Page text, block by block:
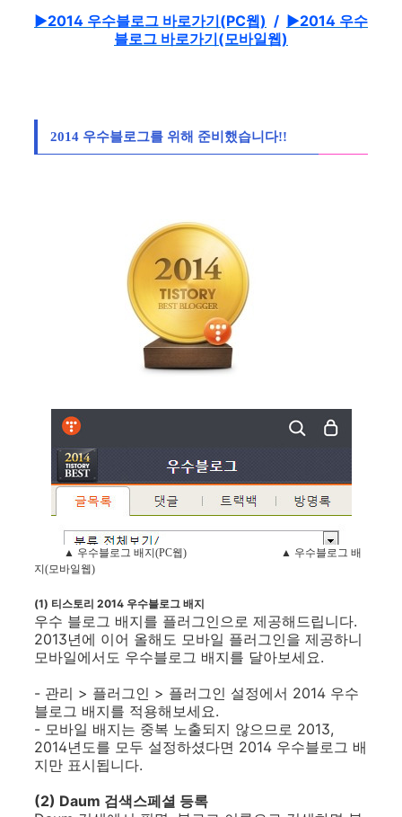
▶2014 우수블로그 바로가기(PC웹) / ▶2014 우수
블로그 바로가기(모바일웹)
2014 우수블로그를 위해 준비했습니다!!
▲ 우수블로그 배지(PC웹) ▲ 우수블로그 배
지(모바일웹)
(1) 티스토리 2014 우수블로그 배지
우수 블로그 배지를 플러그인으로 제공해드립니다.
2013년에 이어 올해도 모바일 플러그인을 제공하니
모바일에서도 우수블로그 배지를 달아보세요.
- 관리 > 플러그인 > 플러그인 설정에서 2014 우수
블로그 배지를 적용해보세요.
- 모바일 배지는 중복 노출되지 않으므로 2013,
2014년도를 모두 설정하셨다면 2014 우수블로그 배
지만 표시됩니다.
(2) Daum 검색스페셜 등록